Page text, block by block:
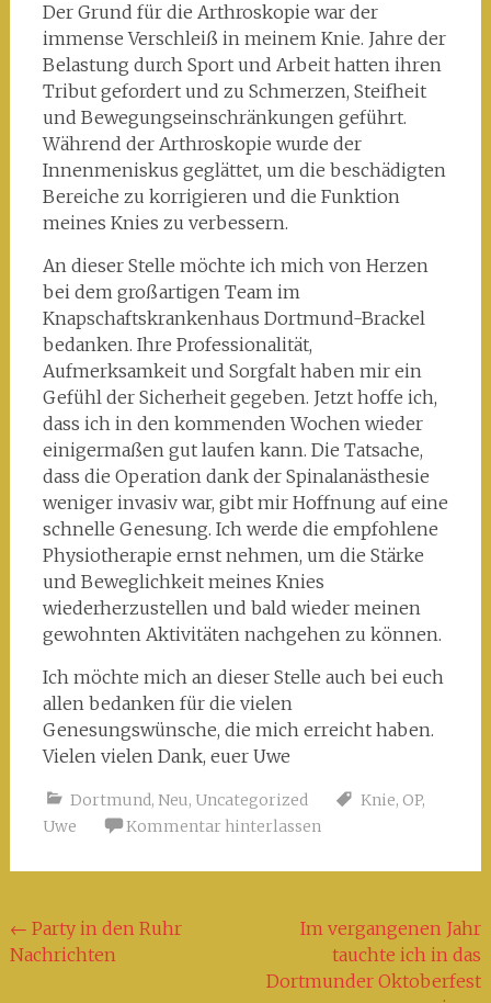
Der Grund für die Arthroskopie war der
immense Verschleiß in meinem Knie. Jahre der
Belastung durch Sport und Arbeit hatten ihren
Tribut gefordert und zu Schmerzen, Steifheit
und Bewegungseinschränkungen geführt.
Während der Arthroskopie wurde der
Innenmeniskus geglättet, um die beschädigten
Bereiche zu korrigieren und die Funktion
meines Knies zu verbessern.
An dieser Stelle möchte ich mich von Herzen
bei dem großartigen Team im
Knapschaftskrankenhaus Dortmund-Brackel
bedanken. Ihre Professionalität,
Aufmerksamkeit und Sorgfalt haben mir ein
Gefühl der Sicherheit gegeben. Jetzt hoffe ich,
dass ich in den kommenden Wochen wieder
einigermaßen gut laufen kann. Die Tatsache,
dass die Operation dank der Spinalanästhesie
weniger invasiv war, gibt mir Hoffnung auf eine
schnelle Genesung. Ich werde die empfohlene
Physiotherapie ernst nehmen, um die Stärke
und Beweglichkeit meines Knies
wiederherzustellen und bald wieder meinen
gewohnten Aktivitäten nachgehen zu können.
Ich möchte mich an dieser Stelle auch bei euch
allen bedanken für die vielen
Genesungswünsche, die mich erreicht haben.
Vielen vielen Dank, euer Uwe
Dortmund, Neu, Uncategorized Knie, OP,
Uwe
Kommentar hinterlassen
Beitragsnavigation
← Party in den Ruhr
Nachrichten
Im vergangenen Jahr
tauchte ich in das
Dortmunder Oktoberfest